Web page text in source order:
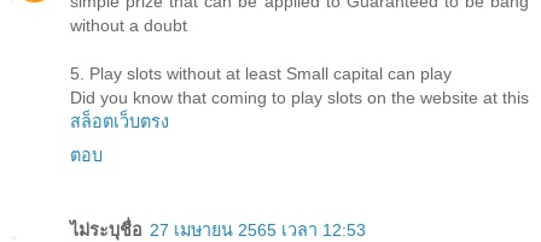
without a doubt
5. Play slots without at least Small capital can play
Did you know that coming to play slots on the website at this
สล็อตเว็บตรง
ตอบ
ไม่ระบุชื่อ 27 เมษายน 2565 เวลา 12:53